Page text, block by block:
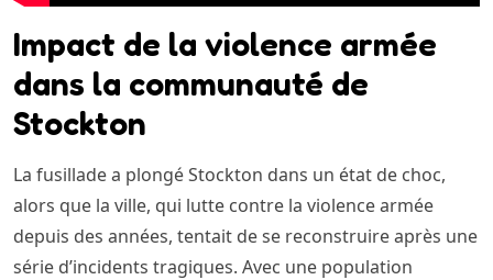
Impact de la violence armée
dans la communauté de
Stockton
La fusillade a plongé Stockton dans un état de choc,
alors que la ville, qui lutte contre la violence armée
depuis des années, tentait de se reconstruire après une
série d’incidents tragiques. Avec une population